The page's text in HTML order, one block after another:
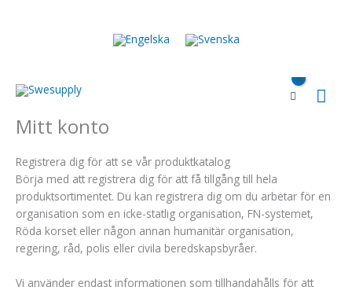
Mitt konto
Registrera dig för att se vår produktkatalog
Börja med att registrera dig för att få tillgång till hela
produktsortimentet. Du kan registrera dig om du arbetar för en
organisation som en icke-statlig organisation, FN-systemet,
Röda korset eller någon annan humanitär organisation,
regering, råd, polis eller civila beredskapsbyråer.
Vi använder endast informationen som tillhandahålls för att